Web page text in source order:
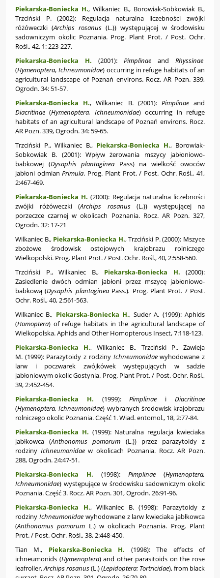
Piekarska-Boniecka H., Wilkaniec B., Borowiak-Sobkowiak B.,
Trzciński P. (2002):
Regulacja naturalna liczebności zwójki
różóweczki (Archips rosanus (L.)) występującej w środowisku
sadowniczym okolic Poznania. Prog. Plant Prot. / Post. Ochr.
Rośl., 42, 1: 223-227.
Piekarska-Boniecka H.
(2001): Pimplinae and Rhyssinae
(Hymenoptera, Ichneumonidae) occurring in refuge habitats of an
agricultural landscape of Poznań environs. Rocz. AR Pozn. 339,
Ogrodn. 34: 51-57.
Piekarska-Boniecka H., Wilkaniec B. (2001): Pimplinaeand
Diacritinae(Hymenoptera, Ichneumonidae) occurring in refuge
habitats of an agricultural landscape of Poznań environs. Rocz.
AR Pozn. 339, Ogrodn. 34: 59-65.
Trzciński P., Wilkaniec B., Piekarska-Boniecka H., Borowiak-
Sobkowiak B. (2001): Wpływ żerowania mszycy jabłoniowo-
babkowej (Dysaphis plantaginea Pass) na wielkość owoców
jabłoni odmianPrimula. Prog. Plant Prot. / Post. Ochr. Rośl., 41,
2:467-469.
Piekarska-Boniecka H. (2000): Regulacja naturalna liczebności
zwójki różóweczki (Archips rosanus (L.)) występującej na
porzeczce czarnej w okolicach Poznania. Rocz. AR Pozn. 327,
Ogrodn. 32: 17-21
Wilkaniec B., Piekarska-Boniecka H., Trzciński P. (2000): Mszyce
zbożowe środowisk ostojowych krajobrazu rolniczego
Wielkopolski. Prog. Plant Prot. / Post. Ochr. Rośl., 40, 2:558-560.
Trzciński P., Wilkaniec B.,
Piekarska-Boniecka H.
(2000):
Zasiedlenie dwóch odmian jabłoni przez mszycę jabłoniowo-
babkową (Dysaphis plantaginea Pass.). Prog. Plant Prot. / Post.
Ochr. Rośl., 40, 2:561-563.
Wilkaniec B., Piekarska-Boniecka H., Suder A. (1999): Aphids
(Homoptera) of refuge habitats in the agricultural landscape of
Wielkopolska. Aphids and Other Homopterous Insect, 7:118-123.
Piekarska-Boniecka H., Wilkaniec B., Trzciński P., Zawieja
M. (1999): Parazytoidy z rodziny Ichneumonidaewyhodowane z
larw i poczwarek zwójkówek występujących w sadzie
jabłoniowym okolic Gostynia. Prog. Plant Prot. / Post. Ochr. Rośl.,
39, 2:452-454.
Piekarska-Boniecka H.
(1999): Pimplinae iDiacritinae
(Hymenoptera, Ichneumonidae) wybranych środowisk krajobrazu
rolniczego okolic Poznania. Część 1. Wiad. entomol., 18, 2:77-84.
Piekarska-Boniecka H. (1999): Naturalna regulacja kwieciaka
jabłkowca (Anthonomus pomorum (L.)) przez parazytoidy z
rodziny Ichneumonidaew okolicach Poznania. Rocz. AR Pozn.
288, Ogrodn. 24:47-51.
Piekarska-Boniecka H.
(1998): Pimplinae (Hymenoptera,
Ichneumonidae) występujące w środowisku sadowniczym okolic
Poznania. Część 3. Rocz. AR Pozn. 301, Ogrodn. 26:91-96.
Piekarska-Boniecka H., Wilkaniec B. (1998): Parazytoidy z
rodziny Ichneumonidae wyhodowane z larw kwieciaka jabłkowca
(Anthonomus pomorum L.) w okolicach Poznania. Prog. Plant
Prot. / Post. Ochr. Rośl., 38, 2:448-450.
Tian M.,
Piekarska-Boniecka H.
(1998): The effects of
ichneumonids (Hymenoptera) and other parasitoids on the rose
leafroller,Archips rosanus(L.) (Lepidoptera: Tortricidae), from black